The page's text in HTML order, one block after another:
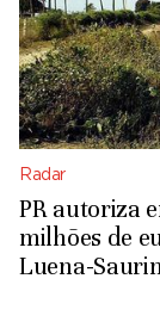
Radar
PR autoriza
milhões de
Luena-